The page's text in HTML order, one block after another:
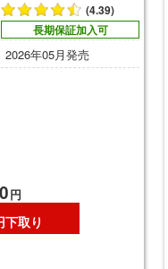
(4.39)
長期保証加入可
2026年05月発売
円
下取り